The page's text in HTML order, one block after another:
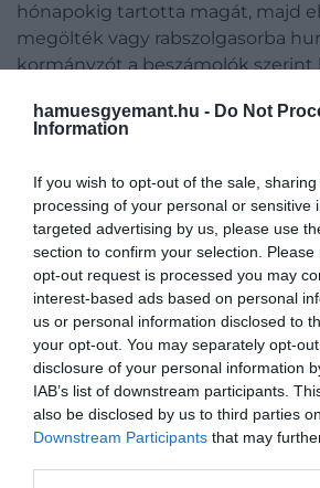
hamuesgyemant.hu - Do Not
Information
If you wish to opt-out of the sale,
processing of your personal or sensitive
targeted advertising by us, please use
section to confirm your selection.
opt-out request is processed you may
interest-based ads based on personal
us or personal information disclosed to
your opt-out. You may separately opt-
disclosure of your personal information
IAB’s list of downstream participants.
also be disclosed by us to third parties
Downstream Participants that may
hónapokig tartotta magát, majd
megölték vagy rabszolgasorba
kormányzót a beszámolók
öntöttek a szemébe és a fülébe.
Vlad Tepes és az oszmán